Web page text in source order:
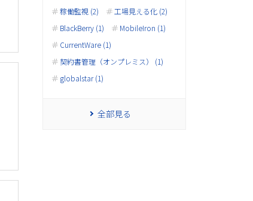
稼働監視 (2)
工場見える化 (2)
BlackBerry (1)
MobileIron (1)
CurrentWare (1)
契約書管理（オンプレミス） (1)
globalstar (1)
全部見る